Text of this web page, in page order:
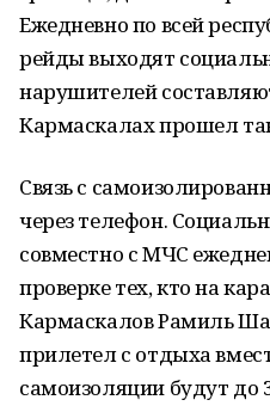
Ежедневно по всей
рейды выходят
нарушителей
Кармаскалах прошел
Связь с
через телефон.
совместно с МЧС
проверке тех, кто на
Кармаскалов Рамиль
прилетел с отдыха
самоизоляции будут до